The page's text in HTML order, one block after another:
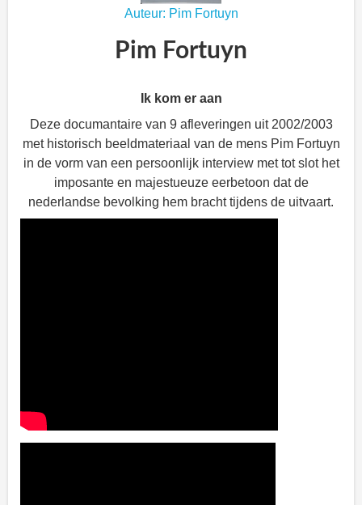
Auteur: Pim Fortuyn
Pim Fortuyn
Ik kom er aan
Deze documantaire van 9 afleveringen uit 2002/2003
met historisch beeldmateriaal van de mens Pim Fortuyn
in de vorm van een persoonlijk interview met tot slot het
imposante en majestueuze eerbetoon dat de
nederlandse bevolking hem bracht tijdens de uitvaart.